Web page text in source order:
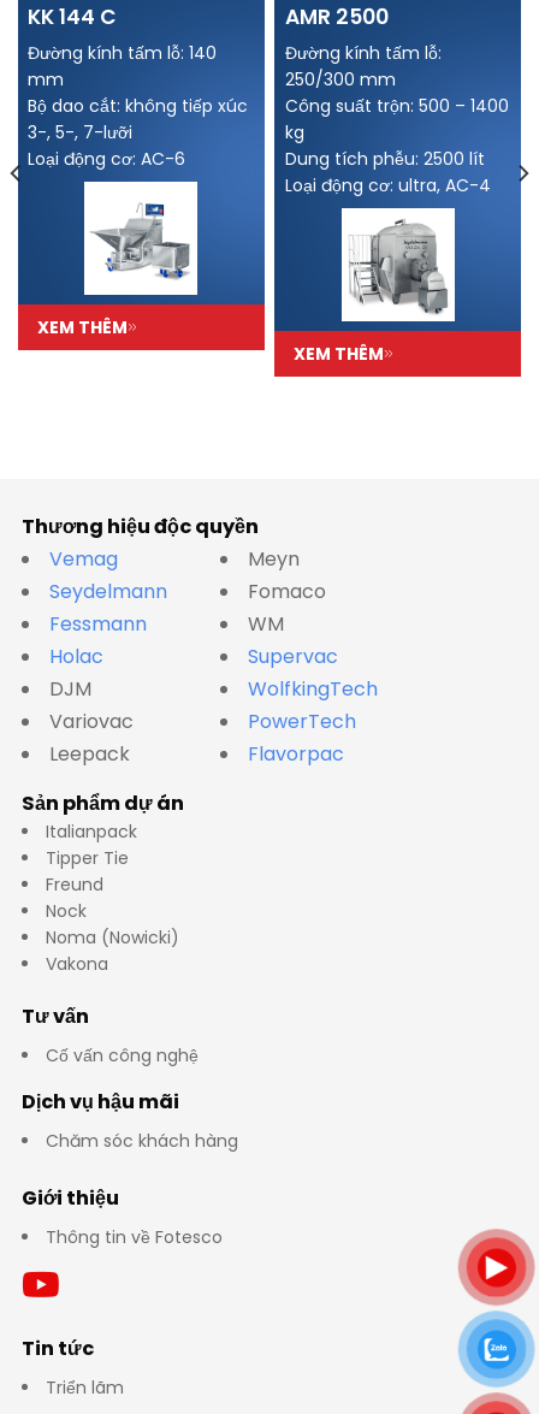
XEM THÊM
KK 144 C
Đường kính tấm lỗ: 140
mm
Bộ dao cắt: không tiếp xúc
3-, 5-, 7-lưỡi
Loại động cơ: AC-6
XEM THÊM
AMR 2500
Đường kính tấm lỗ:
250/300 mm
Công suất trộn: 500 – 1400
kg
Dung tích phễu: 2500 lít
Loại động cơ: ultra, AC-4
Thương hiệu độc quyền
Vemag
Seydelmann
Fessmann
Holac
DJM
Variovac
Leepack
Meyn
Fomaco
WM
Supervac
WolfkingTech
PowerTech
Flavorpac
Sản phẩm dự án
Italianpack
Tipper Tie
Freund
Nock
Noma (Nowicki)
Vakona
Tư vấn
Cố vấn công nghệ
Dịch vụ hậu mãi
Chăm sóc khách hàng
Giới thiệu
Thông tin về Fotesco
Tin tức
Triển lãm